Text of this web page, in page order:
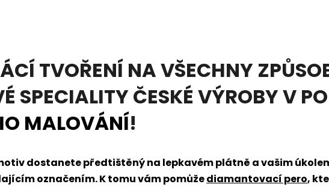
TVOŘENÍ NA VŠECHNY
SPECIALITY ČESKÉ VÝROBY V
MALOVÁNÍ!
dostanete předtištěný na lepkavém plátně a vašim
označením. K tomu vám pomůžediamantovací pero,